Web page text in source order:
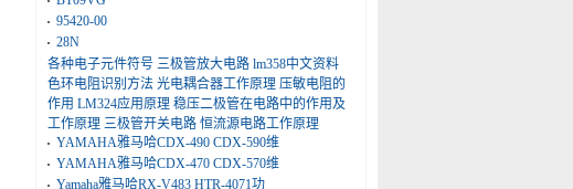
95420-00
28N
各种电子元件符号 三极管放大电路 lm358中文资料
色环电阻识别方法 光电耦合器工作原理 压敏电阻的
作用 LM324应用原理 稳压二极管在电路中的作用及
工作原理 三极管开关电路 恒流源电路工作原理
YAMAHA雅马哈CDX-490 CDX-590维
YAMAHA雅马哈CDX-470 CDX-570维
Yamaha雅马哈RX-V483 HTR-4071功